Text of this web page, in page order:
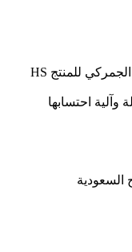
شروط الشحن الدولي وتفعيل كود التنسيق الجمركي للمنتج HS
احتسابها
السعودية